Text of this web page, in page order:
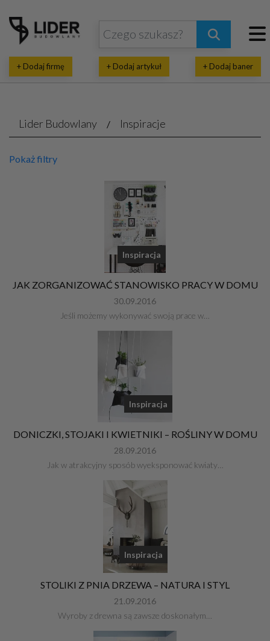
+ Dodaj firmę + Dodaj artykuł + Dodaj baner
Lider Budowlany Inspiracje
Pokaż filtry
Inspiracja
JAK ZORGANIZOWAĆ STANOWISKO PRACY W DOMU
30.09.2016
Jeśli możemy wykonywać swoją prace w…
Inspiracja
DONICZKI, STOJAKI I KWIETNIKI – ROŚLINY W DOMU
28.09.2016
Jak w atrakcyjny sposób wyeksponować kwiaty…
Inspiracja
STOLIKI Z PNIA DRZEWA – NATURA I STYL
21.09.2016
Wyroby z drewna są zawsze doskonałym…